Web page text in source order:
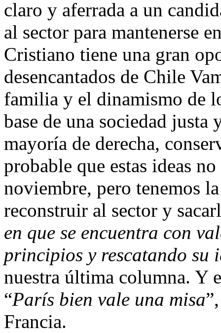
claro y aferrada a un
al sector para mantenerse
Cristiano tiene una gran
desencantados de Chile
familia y el dinamismo de
base de una sociedad
mayoría de derecha,
probable que estas ideas
noviembre, pero tenemos
reconstruir al sector y
en que se encuentra con
principios y rescatando su
nuestra última columna. Y
“París bien vale una misa
Francia.